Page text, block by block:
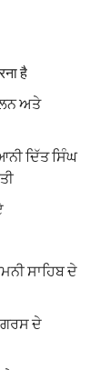
है
ਅਤੇ
ਦਿੱਤ ਸਿੰਘ
ਸਾਹਿਬ ਦੇ
ਦੇ